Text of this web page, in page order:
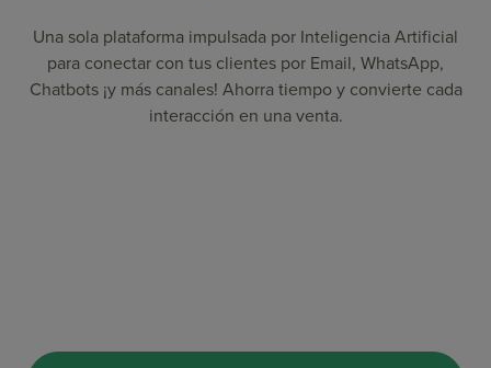
Una sola plataforma impulsada por Inteligencia Artificial
para conectar con tus clientes por Email, WhatsApp,
Chatbots ¡y más canales! Ahorra tiempo y convierte cada
interacción en una venta.